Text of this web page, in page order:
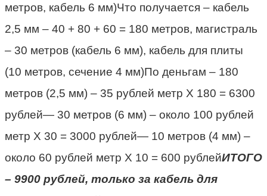
метров, кабель 6 мм)Что получается – кабель
2,5 мм – 40 + 80 + 60 = 180 метров, магистраль
– 30 метров (кабель 6 мм), кабель для плиты
(10 метров, сечение 4 мм)По деньгам – 180
метров (2,5 мм) – 35 рублей метр Х 180 = 6300
рублей— 30 метров (6 мм) – около 100 рублей
метр Х 30 = 3000 рублей— 10 метров (4 мм) –
около 60 рублей метр Х 10 = 600 рублейИТОГО
– 9900 рублей, только за кабель для